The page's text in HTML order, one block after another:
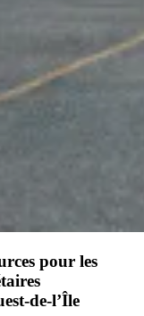
pour les
de-l’Île